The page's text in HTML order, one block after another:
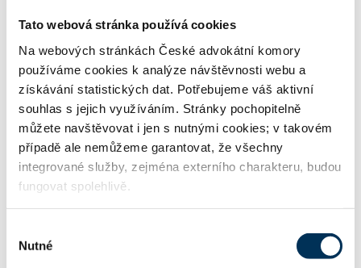
Tato webová stránka používá cookies
Na webových stránkách České advokátní komory
používáme cookies k analýze návštěvnosti webu a
získávání statistických dat. Potřebujeme váš aktivní
souhlas s jejich využíváním. Stránky pochopitelně
můžete navštěvovat i jen s nutnými cookies; v takovém
případě ale nemůžeme garantovat, že všechny
integrované služby, zejména externího charakteru, budou
fungovat spolehlivě.
souhlasu
Nutné
Adresa: P. Chelčického 368/0 , 38421 Husinec
Email: nikola@aklejsek.cz
Telefon: +420721656022